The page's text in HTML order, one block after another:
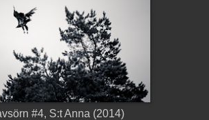
#4, S:t Anna (2014)